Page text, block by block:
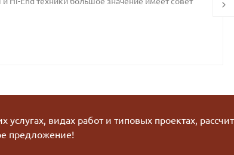
видах работ и типовых проектах,
предложение!